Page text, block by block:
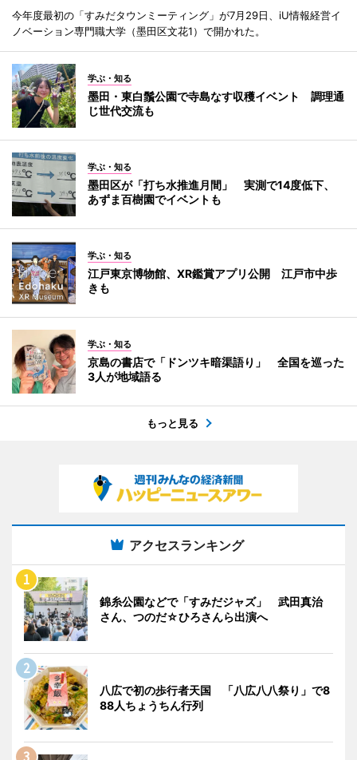
今年度最初の「すみだタウンミーティング」が7月29日、iU情報経営イ
ノベーション専門職大学（墨田区文花1）で開かれた。
学ぶ・知る
墨田・東白鬚公園で寺島なす収穫イベント 調理通
じ世代交流も
学ぶ・知る
墨田区が「打ち水推進月間」 実測で14度低下、
あずま百樹園でイベントも
学ぶ・知る
江戸東京博物館、XR鑑賞アプリ公開 江戸市中歩
きも
学ぶ・知る
京島の書店で「ドンツキ暗渠語り」 全国を巡った
3人が地域語る
もっと見る
アクセスランキング
錦糸公園などで「すみだジャズ」 武田真治
さん、つのだ☆ひろさんら出演へ
八広で初の歩行者天国 「八広八八祭り」で8
88人ちょうちん行列